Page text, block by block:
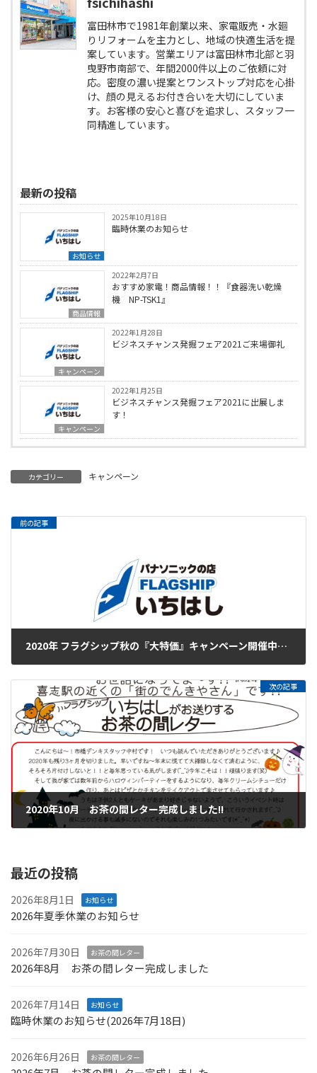
富田林市で1981年創業以来、家電販売・水廻
りリフォームを主力とし、地域の快適生活を提
案しています。営業エリアは富田林市北部と羽
曳野市南部で、年間2000件以上のご依頼に対
応。密度の濃い提案とワンストップ対応を心掛
け、顔の見えるお付き合いを大切にしていま
す。お客様の安心と喜びを追求し、スタッフ一
同精進しています。
最新の投稿
お知らせ
2025年10月18日
臨時休業のお知らせ
商品情報
2022年2月7日
おすすめ家電！商品情報！！『食器洗い乾燥
機 NP-TSK1』
キャンペーン
2022年1月28日
ビジネスチャンス発掘フェア2021ご来場御礼
キャンペーン
2022年1月25日
ビジネスチャンス発掘フェア2021に出展しま
す！
カテゴリー キャンペーン
前の記事
2020年 フラグシップ秋の『大特価』キャンペーン開催中！！！【２０２０/９/１～１０/２８】
2020年9月7日
次の記事
2020年10月 お茶の間レター完成しました!!
2020年10月1日
最近の投稿
2026年8月1日 お知らせ
2026年夏季休業のお知らせ
2026年7月30日 お茶の間レター
2026年8月 お茶の間レター完成しました
2026年7月14日 お知らせ
臨時休業のお知らせ(2026年7月18日)
2026年6月26日 お茶の間レター